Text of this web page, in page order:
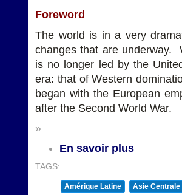
Foreword
The world is in a very
changes that are underway.
is no longer led by the
era: that of Western
began with the European
after the Second World War.
»
En savoir plus
TAGS:
Amérique Latine
Asie Centrale